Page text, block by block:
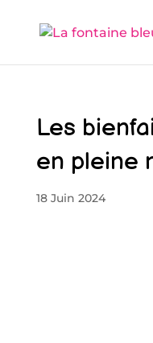
Les
en pleine
18 Juin 2024